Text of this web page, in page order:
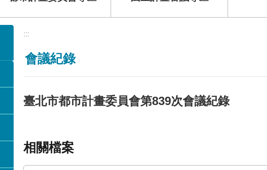
:::
會議紀錄
臺北市都市計畫委員會第839次會議紀錄
相關檔案